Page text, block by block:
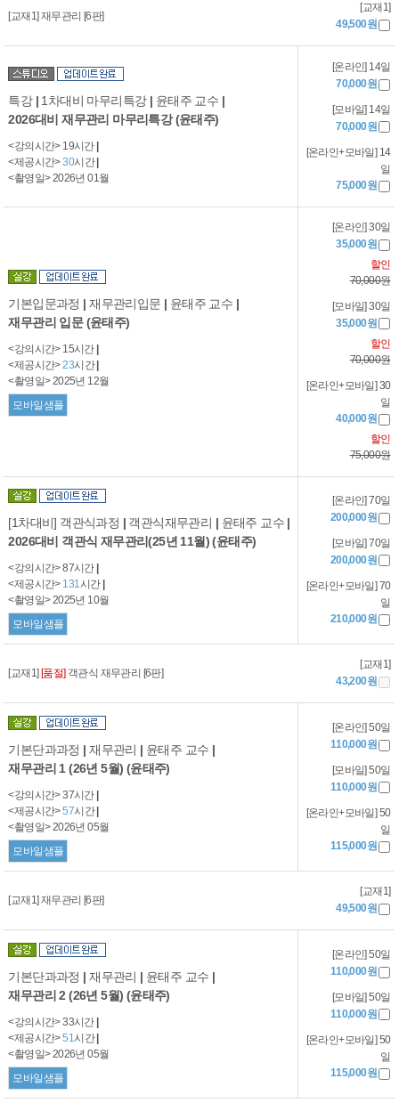
[교재1] 재무관리 [6판]
[교재1]
49,500원
특강 | 1차대비 마무리특강 | 윤태주 교수 |
2026대비 재무관리 마무리특강 (윤태주)
<강의시간> 19시간 |
<제공시간>30시간|
<촬영일> 2026년 01월
[온라인] 14일
70,000원
[모바일] 14일
70,000원
[온라인+모바일] 14
일
75,000원
기본입문과정 | 재무관리입문 | 윤태주 교수 |
재무관리 입문 (윤태주)
<강의시간> 15시간 |
<제공시간>23시간|
<촬영일> 2025년 12월
모바일샘플
[온라인] 30일
35,000원
할인
70,000원
[모바일] 30일
35,000원
할인
70,000원
[온라인+모바일] 30
일
40,000원
할인
75,000원
[1차대비] 객관식과정 | 객관식재무관리 | 윤태주 교수 |
2026대비 객관식 재무관리(25년 11월) (윤태주)
<강의시간> 87시간 |
<제공시간> 131 시간 |
<촬영일> 2025년 10월
모바일샘플
[온라인] 70일
200,000원
[모바일] 70일
200,000원
[온라인+모바일] 70
일
210,000원
[교재1][품절]객관식 재무관리 [6판]
[교재1]
43,200원
기본단과과정 | 재무관리 | 윤태주 교수 |
재무관리 1 (26년 5월) (윤태주)
<강의시간> 37시간 |
<제공시간>57시간|
<촬영일> 2026년 05월
모바일샘플
[온라인] 50일
110,000원
[모바일] 50일
110,000원
[온라인+모바일] 50
일
115,000원
[교재1] 재무관리 [6판]
[교재1]
49,500원
기본단과과정 | 재무관리 | 윤태주 교수 |
재무관리 2 (26년 5월) (윤태주)
<강의시간> 33시간 |
<제공시간>51시간|
<촬영일> 2026년 05월
모바일샘플
[온라인] 50일
110,000원
[모바일] 50일
110,000원
[온라인+모바일] 50
일
115,000원